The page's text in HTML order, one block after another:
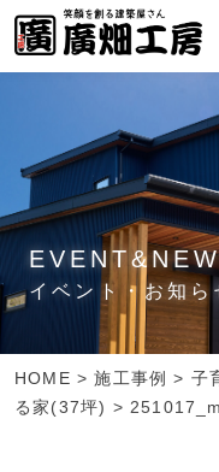
イベント・お知ら
HOME >施工事例 > 子
る家(37坪) >